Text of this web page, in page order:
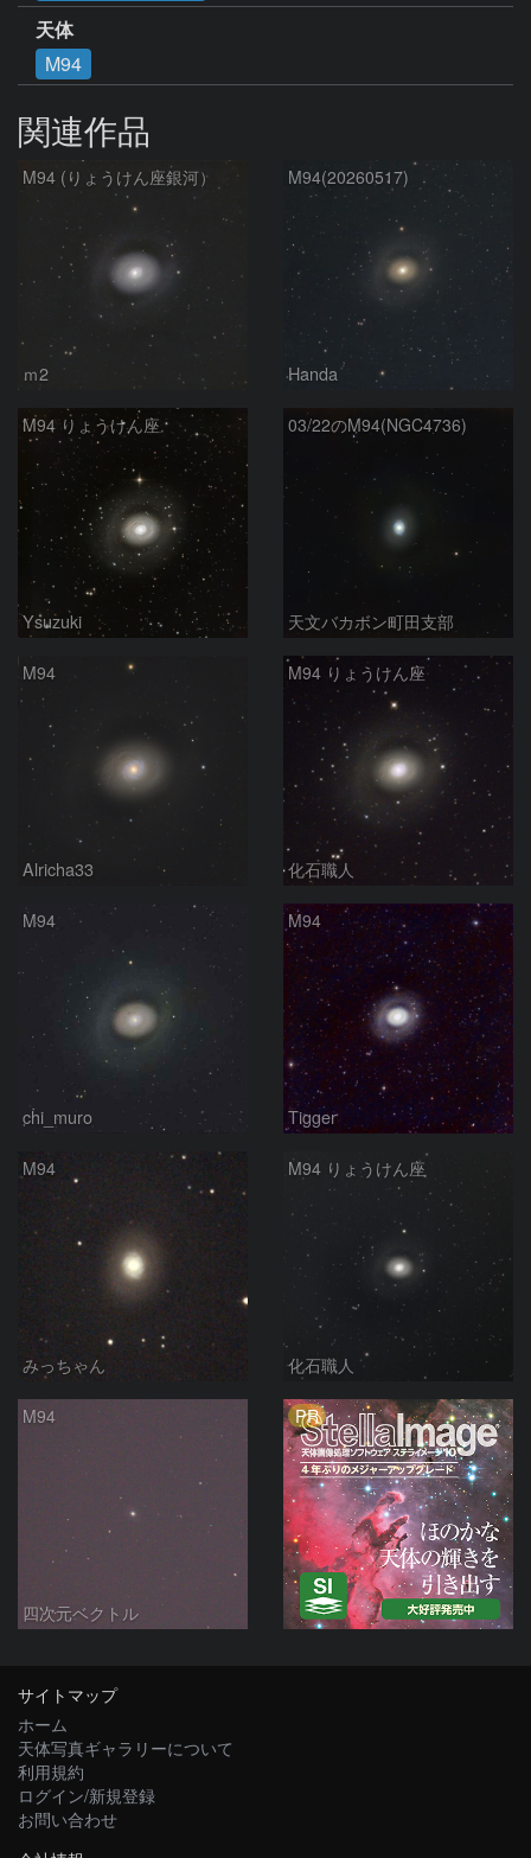
天体
M94
関連作品
M94 (りょうけん座銀河）
ｍ2
M94(20260517)
Handa
M94 りょうけん座
Ysuzuki
03/22のM94(NGC4736)
天文バカボン町田支部
M94
Alricha33
M94 りょうけん座
化石職人
M94
chi_muro
M94
Tigger
M94
みっちゃん
M94 りょうけん座
化石職人
M94
四次元ベクトル
PR
サイトマップ
ホーム
天体写真ギャラリーについて
利用規約
ログイン/新規登録
お問い合わせ